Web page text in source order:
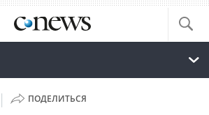
| ПОДЕЛИТЬСЯ